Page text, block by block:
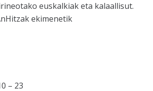
euskalkiak eta kalaallisut.
ekimenetik
– 23